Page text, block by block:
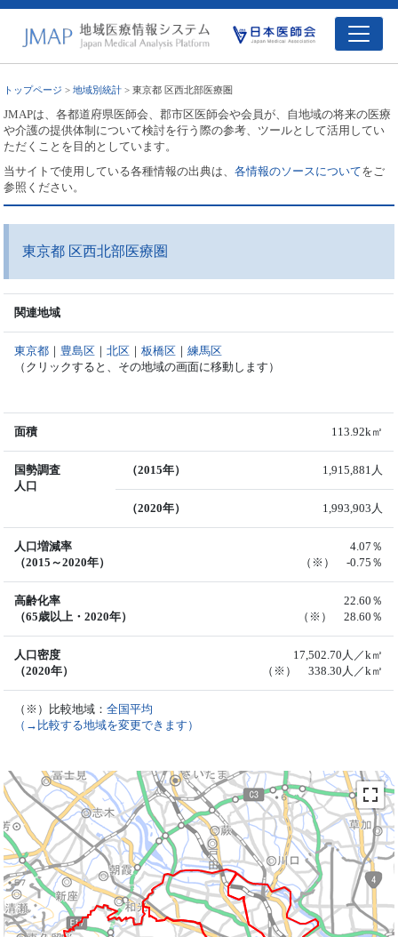
トップページ >地域別統計 > 東京都 区西北部医療圏
JMAPは、各都道府県医師会、郡市区医師会や会員が、自地域の将来の医療
や介護の提供体制について検討を行う際の参考、ツールとして活用してい
ただくことを目的としています。
当サイトで使用している各種情報の出典は、各情報のソースについてをご
参照ください。
東京都 区西北部医療圏
関連地域
東京都 ｜ 豊島区 ｜北区 ｜板橋区 ｜練馬区
（クリックすると、その地域の画面に移動します）
面積 113.92k㎡
国勢調査
人口
（2015年） 1,915,881人
（2020年） 1,993,903人
人口増減率
（2015～2020年）
4.07％
（※） -0.75％
高齢化率
（65歳以上・2020年）
22.60％
（※） 28.60％
人口密度
（2020年）
17,502.70人／k㎡
（※） 338.30人／k㎡
（※）比較地域：全国平均
（→比較する地域を変更できます）